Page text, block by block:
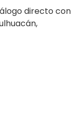
directo con